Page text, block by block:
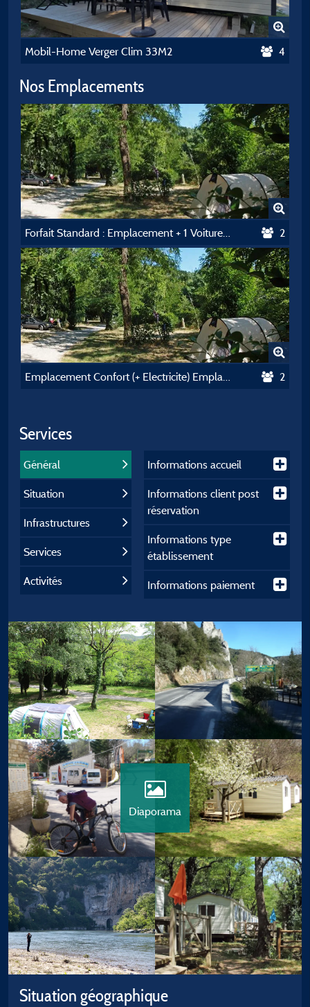
Mobil-Home Verger Clim 33M2 4
Nos Emplacements
Forfait Standard : Emplacement + 1 Voiture + Caravane/Tente/Camping-Car 2
Emplacement Confort (+ Electricite) Emplacement + 1 Voiture + Caravane/Tente/Camping-Car 2
Services
Général
Situation
Infrastructures
Services
Activités
Informations accueil
Informations client post
réservation
Informations type
établissement
Informations paiement
Diaporama
Situation géographique